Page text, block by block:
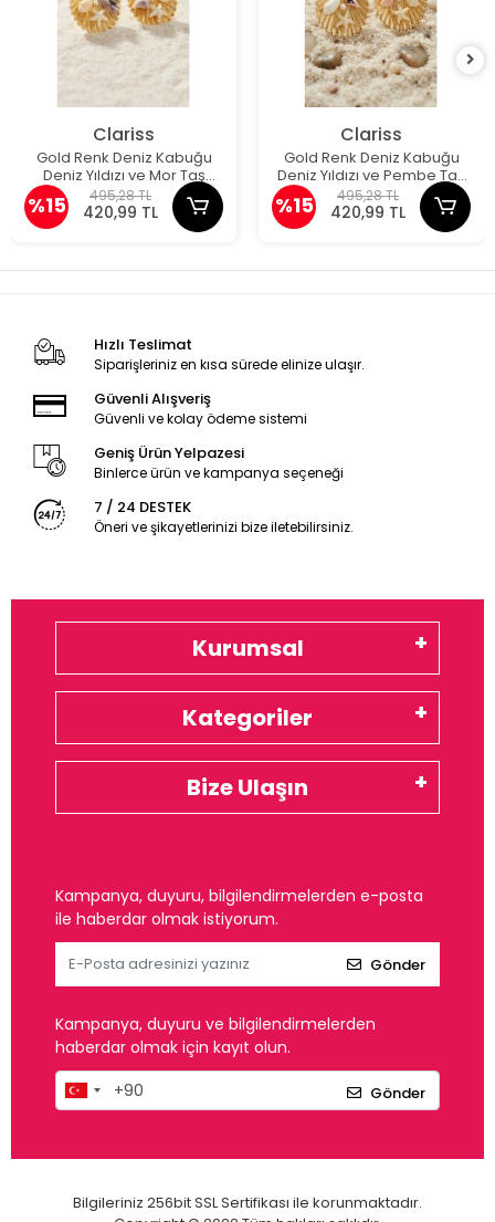
Clariss
Gold Renk Deniz Kabuğu
Deniz Yıldızı ve Mor Taş
Detaylı Küpe
%15 495,28 TL
420,99 TL
Clariss
Gold Renk Deniz Kabuğu
Deniz Yıldızı ve Pembe Taş
Detaylı Küpe
%15 495,28 TL
420,99 TL
Hızlı Teslimat
Siparişleriniz en kısa sürede elinize ulaşır.
Güvenli Alışveriş
Güvenli ve kolay ödeme sistemi
Geniş Ürün Yelpazesi
Binlerce ürün ve kampanya seçeneği
7 / 24 DESTEK
Öneri ve şikayetlerinizi bize iletebilirsiniz.
Kurumsal
Kategoriler
Bize Ulaşın
Kampanya, duyuru, bilgilendirmelerden e-posta
ile haberdar olmak istiyorum.
Gönder
Kampanya, duyuru ve bilgilendirmelerden
haberdar olmak için kayıt olun.
Gönder
Bilgileriniz 256bit SSL Sertifikası ile korunmaktadır.